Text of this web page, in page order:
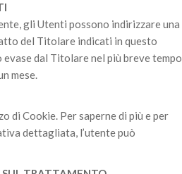
gli Utenti possono indirizzare una
del Titolare indicati in questo
dal Titolare nel più breve tempo
mese.
di Cookie. Per saperne di più e per
dettagliata, l’utente può